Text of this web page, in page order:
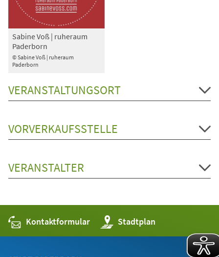
© Sabine Voß | ruheraum
Paderborn
Sabine Voß | ruheraum
Paderborn
VERANSTALTUNGSORT
VORVERKAUFSSTELLE
VERANSTALTER
Kontaktformular Stadtplan
(Öffnet
in
einem